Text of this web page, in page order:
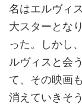
名はエルヴィ
大スターとな
った。しかし
ルヴィスと会
て、その映画
消えていきそ